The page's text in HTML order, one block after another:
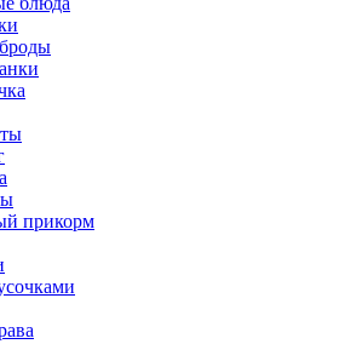
прикорм